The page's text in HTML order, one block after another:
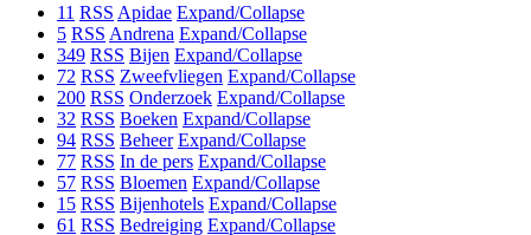
11 RSS Apidae Expand/Collapse
5 RSS Andrena Expand/Collapse
349 RSS Bijen Expand/Collapse
72 RSS Zweefvliegen Expand/Collapse
200 RSS Onderzoek Expand/Collapse
32 RSS Boeken Expand/Collapse
94 RSS Beheer Expand/Collapse
77 RSS In de pers Expand/Collapse
57 RSS Bloemen Expand/Collapse
15 RSS Bijenhotels Expand/Collapse
61 RSS Bedreiging Expand/Collapse